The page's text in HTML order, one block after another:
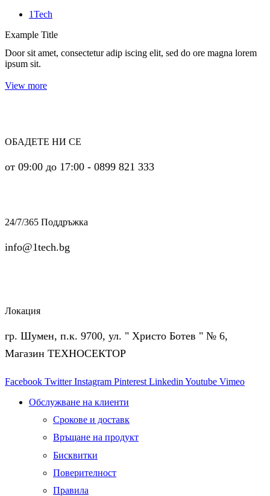
1Tech
Example Title
Door sit amet, consectetur adip iscing elit, sed do ore magna lorem
ipsum sit.
View more
ОБАДЕТЕ НИ СЕ
от 09:00 до 17:00 - 0899 821 333
24/7/365 Поддръжка
info@1tech.bg
Локация
гр. Шумен, п.к. 9700, ул. " Христо Ботев " № 6,
Магазин ТЕХНОСЕКТОР
Facebook Twitter Instagram Pinterest Linkedin Youtube Vimeo
Обслужване на клиенти
Срокове и доставк
Връщане на продукт
Бисквитки
Поверителност
Правила